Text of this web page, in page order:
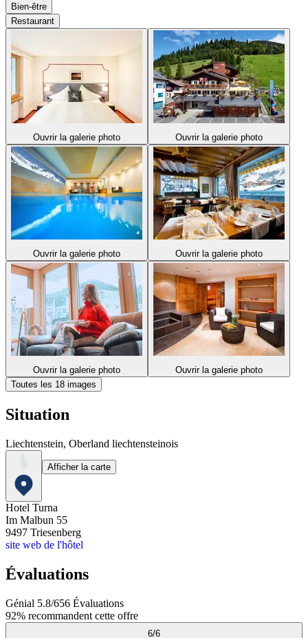
Bien-être
Restaurant
Ouvrir la galerie photo Ouvrir la galerie photo
Ouvrir la galerie photo Ouvrir la galerie photo
Ouvrir la galerie photo
Ouvrir la galerie photo
Toutes les 18 images
Situation
Liechtenstein, Oberland liechtensteinois
Afficher la carte
Hotel Turna
Im Malbun 55
9497 Triesenberg
site web de l'hôtel
Évaluations
Génial 5.8/656 Évaluations
92% recommandent cette offre
6/6